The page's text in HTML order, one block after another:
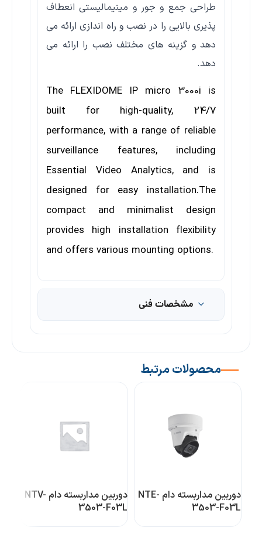
طراحی جمع و جور و مینیمالیستی انعطاف
پذیری بالایی را در نصب و راه اندازی ارائه می
دهد و گزینه های مختلف نصب را ارائه می
دهد.
The FLEXIDOME IP micro 3000i is
built for high-quality, 24/7
performance, with a range of reliable
surveillance features, including
Essential Video Analytics, and is
designed for easy installation.The
compact and minimalist design
provides high installation flexibility
and offers various mounting options.
مشخصات فنی
محصولات مرتبط
دوربین مداربسته دام NTE-
3503-F03L
دوربین مداربسته دام NTV-
3503-F03L